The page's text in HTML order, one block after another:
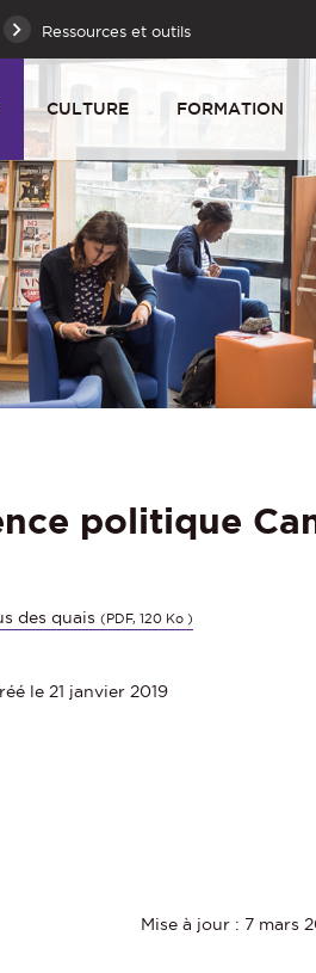
Ressources et outils
CULTURE FORMATION
politique
des quais (PDF, 120 Ko )
le 21 janvier 2019
Mise à jour : 7 mars